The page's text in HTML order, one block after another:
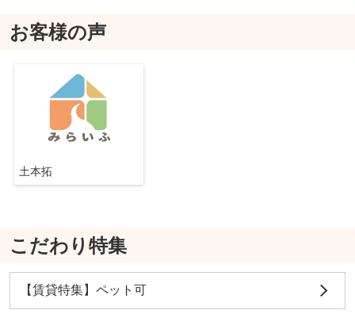
お客様の声
土本拓
こだわり特集
【賃貸特集】ペット可